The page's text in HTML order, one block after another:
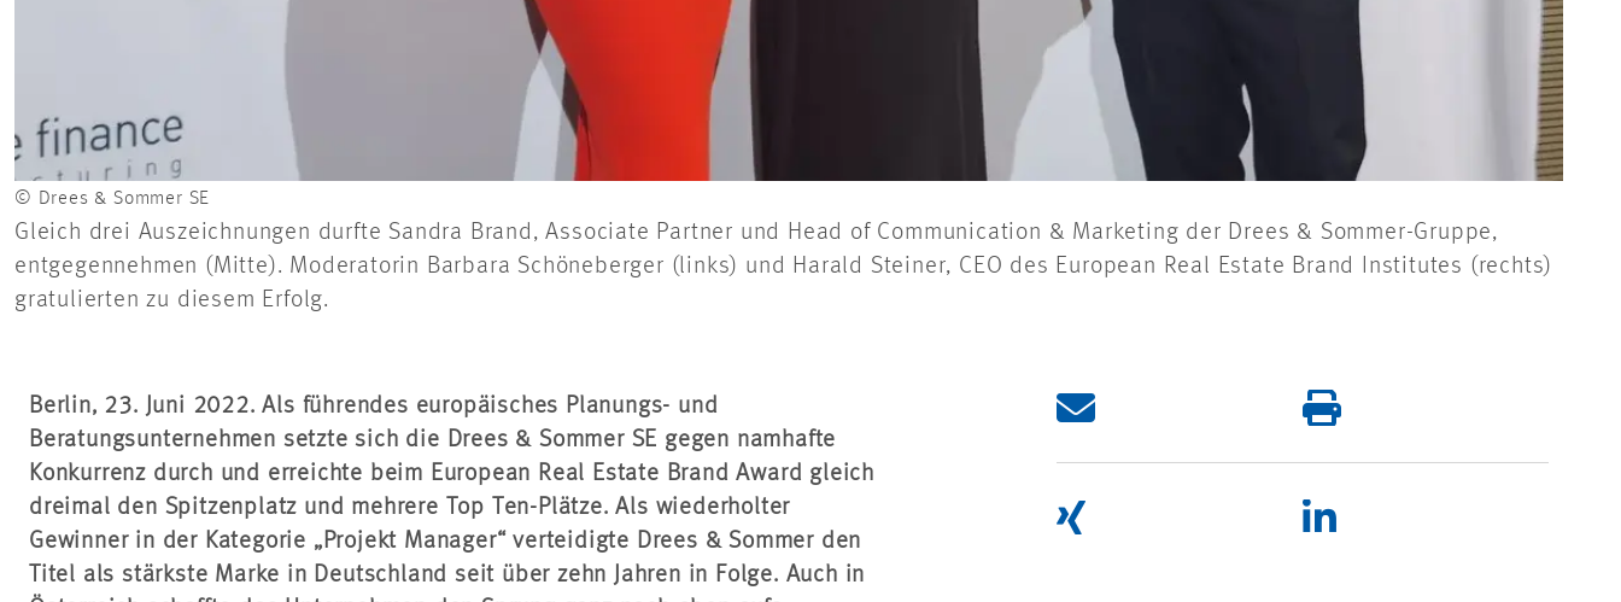
© Drees & Sommer SE
Gleich drei Auszeichnungen durfte Sandra Brand, Associate Partner und Head of Communication & Marketing der Drees & Sommer-Gruppe,
entgegennehmen (Mitte). Moderatorin Barbara Schöneberger (links) und Harald Steiner, CEO des European Real Estate Brand Institutes (rechts)
gratulierten zu diesem Erfolg.
Berlin, 23. Juni 2022. Als führendes europäisches Planungs- und
Beratungsunternehmen setzte sich die Drees & Sommer SE gegen namhafte
Konkurrenz durch und erreichte beim European Real Estate Brand Award gleich
dreimal den Spitzenplatz und mehrere Top Ten-Plätze. Als wiederholter
Gewinner in der Kategorie „Projekt Manager“ verteidigte Drees & Sommer den
Titel als stärkste Marke in Deutschland seit über zehn Jahren in Folge. Auch in